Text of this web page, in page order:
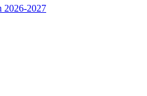
2026-2027